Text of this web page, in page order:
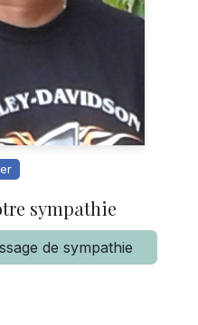
sympathie
de sympathie